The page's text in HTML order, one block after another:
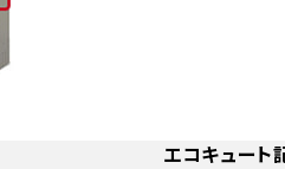
エコキュート